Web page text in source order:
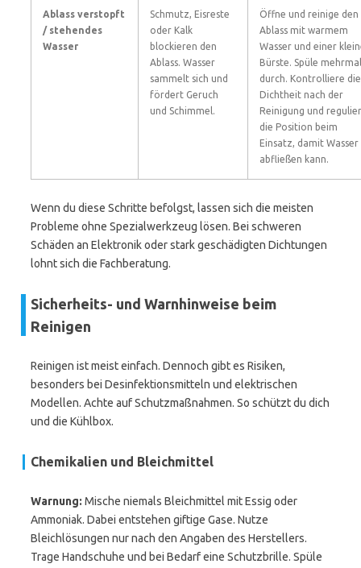
Ablass verstopft
/ stehendes
Wasser
Schmutz, Eisreste
oder Kalk
blockieren den
Ablass. Wasser
sammelt sich und
fördert Geruch
und Schimmel.
Öffne und reinige den
Ablass mit warmem
Wasser und einer
Bürste. Spüle
durch. Kontrolliere die
Dichtheit nach der
Reinigung und
die Position beim
Einsatz, damit Wasser
abfließen kann.
Wenn du diese Schritte befolgst, lassen sich die meisten
Probleme ohne Spezialwerkzeug lösen. Bei schweren
Schäden an Elektronik oder stark geschädigten Dichtungen
lohnt sich die Fachberatung.
Sicherheits- und Warnhinweise beim
Reinigen
Reinigen ist meist einfach. Dennoch gibt es Risiken,
besonders bei Desinfektionsmitteln und elektrischen
Modellen. Achte auf Schutzmaßnahmen. So schützt du dich
und die Kühlbox.
Chemikalien und Bleichmittel
Warnung: Mische niemals Bleichmittel mit Essig oder
Ammoniak. Dabei entstehen giftige Gase. Nutze
Bleichlösungen nur nach den Angaben des Herstellers.
Trage Handschuhe und bei Bedarf eine Schutzbrille. Spüle